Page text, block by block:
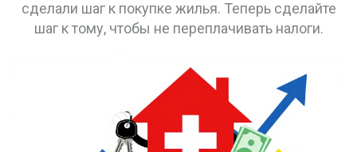
сделали шаг к покупке жилья. Теперь сделайте
шаг к тому, чтобы не переплачивать налоги.